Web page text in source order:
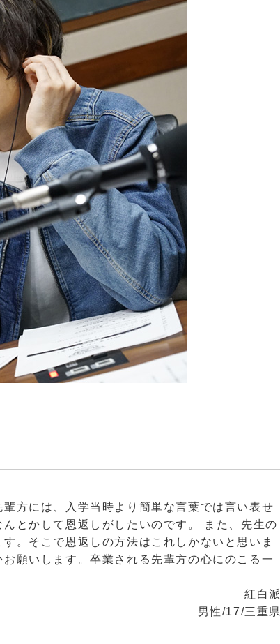
方には、入学当時より簡単な言葉では言い表せ
とかして恩返しがしたいのです。 また、先生の
。そこで恩返しの方法はこれしかないと思いま
願いします。卒業される先輩方の心にのこる一
紅白派
男性/17/三重県